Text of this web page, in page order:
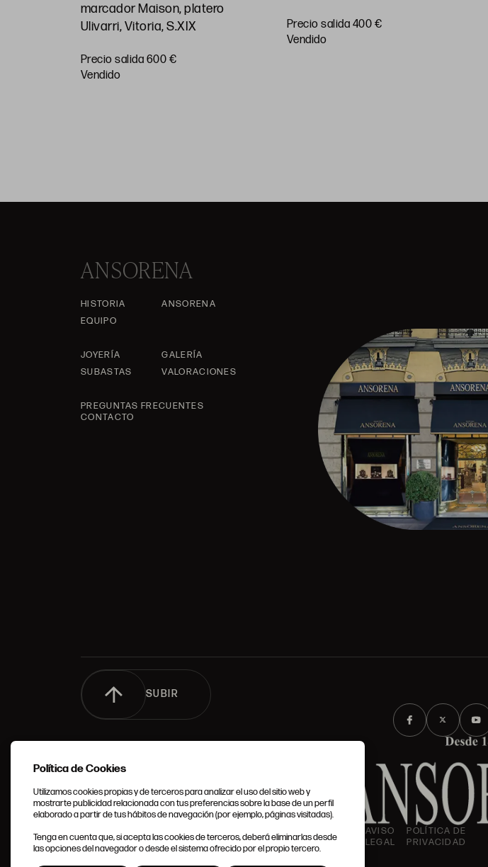
marcador Maison, platero
Ulivarri, Vitoria, S.XIX
Precio salida 600 €
vendido
Precio salida 400 €
vendido
ANSORENA
HISTORIA
ANSORENA
EQUIPO
JOYERÍA
GALERÍA
SUBASTAS
VALORACIONES
PREGUNTAS FRECUENTES
CONTACTO
SUBIR
GENERALES
AVISO
LEGAL
POLÍTICA DE
PRIVACIDAD
Política de Cookies
Utilizamos cookies propias y de terceros para analizar el uso del sitio web y
mostrarte publicidad relacionada con tus preferencias sobre la base de un perfil
elaborado a partir de tus hábitos de navegación (por ejemplo, páginas visitadas).
Tenga en cuenta que, si acepta las cookies de terceros, deberá eliminarlas desde
las opciones del navegador o desde el sistema ofrecido por el propio tercero.